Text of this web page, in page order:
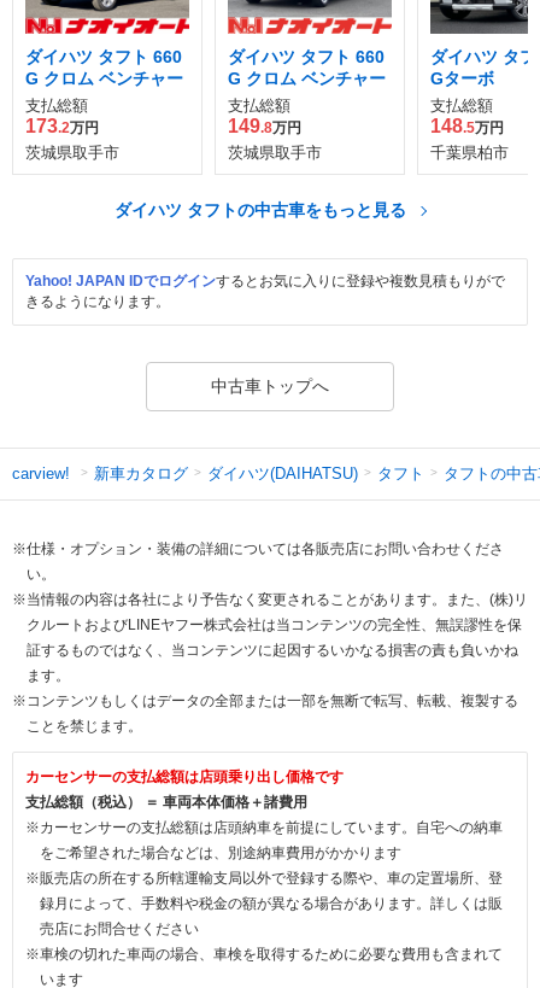
ダイハツ タフト 660
G クロム ベンチャー
支払総額
173.2万円
茨城県取手市
ダイハツ タフト 660
G クロム ベンチャー
支払総額
149.8万円
茨城県取手市
ダイハツ タ
Gターボ
支払総額
148.5万円
千葉県柏市
ダイハツ タフトの中古車をもっと見る
Yahoo! JAPAN IDでログインするとお気に入りに登録や複数見積もりがで
きるようになります。
中古車トップへ
carview! 新車カタログ ダイハツ(DAIHATSU) タフト タフトの中
※仕様・オプション・装備の詳細については各販売店にお問い合わせくださ
い。
※当情報の内容は各社により予告なく変更されることがあります。また、(株)リ
クルートおよびLINEヤフー株式会社は当コンテンツの完全性、無誤謬性を保
証するものではなく、当コンテンツに起因するいかなる損害の責も負いかね
ます。
※コンテンツもしくはデータの全部または一部を無断で転写、転載、複製する
ことを禁じます。
カーセンサーの支払総額は店頭乗り出し価格です
支払総額（税込） ＝ 車両本体価格＋諸費用
※カーセンサーの支払総額は店頭納車を前提にしています。自宅への納車
をご希望された場合などは、別途納車費用がかかります
※販売店の所在する所轄運輸支局以外で登録する際や、車の定置場所、登
録月によって、手数料や税金の額が異なる場合があります。詳しくは販
売店にお問合せください
※車検の切れた車両の場合、車検を取得するために必要な費用も含まれて
います